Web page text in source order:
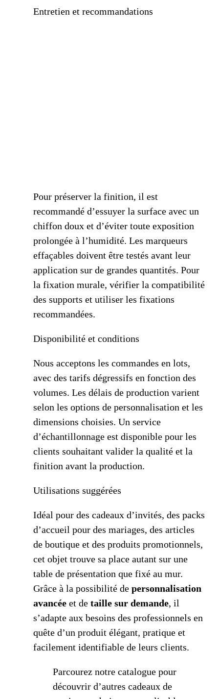
Entretien et recommandations
Pour préserver la finition, il est
recommandé d’essuyer la surface avec un
chiffon doux et d’éviter toute exposition
prolongée à l’humidité. Les marqueurs
effaçables doivent être testés avant leur
application sur de grandes quantités. Pour
la fixation murale, vérifier la compatibilité
des supports et utiliser les fixations
recommandées.
Disponibilité et conditions
Nous acceptons les commandes en lots,
avec des tarifs dégressifs en fonction des
volumes. Les délais de production varient
selon les options de personnalisation et les
dimensions choisies. Un service
d’échantillonnage est disponible pour les
clients souhaitant valider la qualité et la
finition avant la production.
Utilisations suggérées
Idéal pour des cadeaux d’invités, des packs
d’accueil pour des mariages, des articles
de boutique et des produits promotionnels,
cet objet trouve sa place autant sur une
table de présentation que fixé au mur.
Grâce à la possibilité de personnalisation
avancée et de taille sur demande, il
s’adapte aux besoins des professionnels en
quête d’un produit élégant, pratique et
facilement identifiable de leurs clients.
Parcourez notre catalogue pour
découvrir d’autres cadeaux de